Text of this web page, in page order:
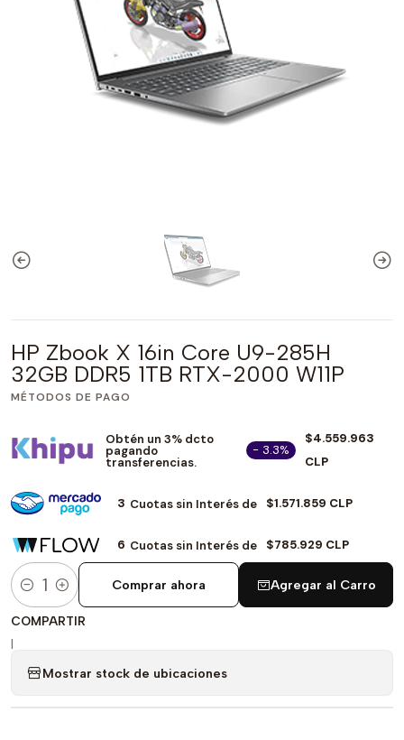
HP Zbook X 16in Core U9-285H
32GB DDR5 1TB RTX-2000 W11P
MÉTODOS DE PAGO
Obtén un 3% dcto
pagando
transferencias.
- 3.3%
$4.559.963
CLP
3 Cuotas sin Interés de $1.571.859 CLP
6 Cuotas sin Interés de $785.929 CLP
Cantidad
Agregar al Carro
Comprar ahora
COMPARTIR
|
Mostrar stock de ubicaciones